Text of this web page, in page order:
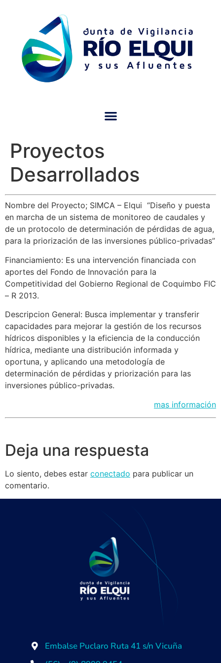
Proyectos
Desarrollados
Nombre del Proyecto; SIMCA – Elqui “Diseño y puesta
en marcha de un sistema de monitoreo de caudales y
de un protocolo de determinación de pérdidas de agua,
para la priorización de las inversiones público-privadas”
Financiamiento: Es una intervención financiada con
aportes del Fondo de Innovación para la
Competitividad del Gobierno Regional de Coquimbo FIC
– R 2013.
Descripcion General: Busca implementar y transferir
capacidades para mejorar la gestión de los recursos
hídricos disponibles y la eficiencia de la conducción
hídrica, mediante una distribución informada y
oportuna, y aplicando una metodología de
determinación de pérdidas y priorización para las
inversiones público-privadas.
mas información
Deja una respuesta
Lo siento, debes estar conectado para publicar un
comentario.
Embalse Puclaro Ruta 41 s/n Vicuña